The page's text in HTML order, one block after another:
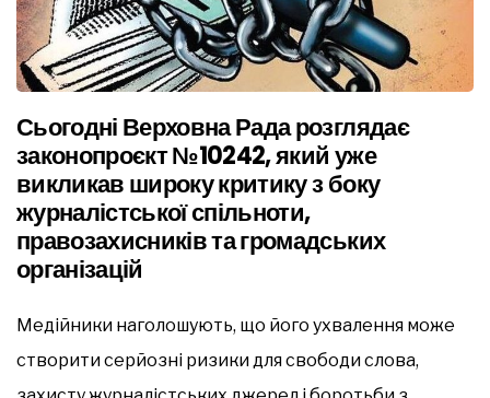
Сьогодні Верховна Рада розглядає
законопроєкт №10242, який уже
викликав широку критику з боку
журналістської спільноти,
правозахисників та громадських
організацій
Медійники наголошують, що його ухвалення може
створити серйозні ризики для свободи слова,